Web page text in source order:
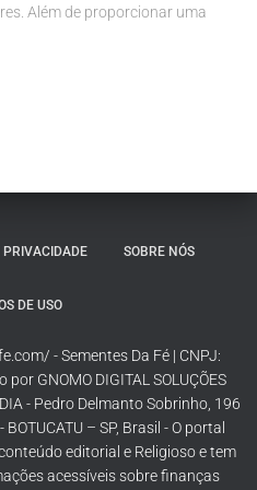
Além de proporcionar uma
PRIVACIDADE SOBRE NÓS
DE USO
- Sementes Da Fé | CNPJ:
GNOMO DIGITAL SOLUÇÕES
- Pedro Delmanto Sobrinho, 196
– SP, Brasil - O portal
editorial e Religioso e tem
acessíveis sobre finanças